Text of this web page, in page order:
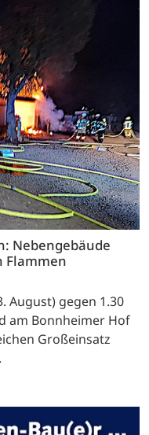
Nebengebäude
Flammen
August) gegen 1.30
am Bonnheimer Hof
Großeinsatz